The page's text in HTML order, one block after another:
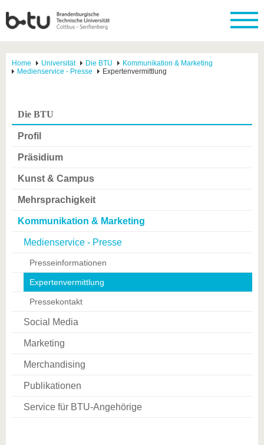
Home Universität Die BTU
Kommunikation & Marketing
Medienservice - Presse
Expertenvermittlung
Die BTU
Profil
Präsidium
Kunst & Campus
Mehrsprachigkeit
Kommunikation & Marketing
Medienservice - Presse
Presseinformationen
Expertenvermittlung
Pressekontakt
Social Media
Marketing
Merchandising
Publikationen
Service für BTU-Angehörige